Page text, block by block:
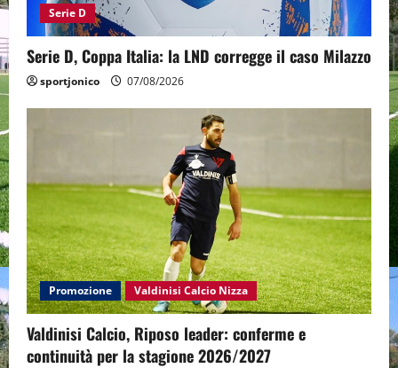
Serie D
Serie D, Coppa Italia: la LND corregge il caso Milazzo
sportjonico 07/08/2026
Promozione Valdinisi Calcio Nizza
Valdinisi Calcio, Riposo leader: conferme e
continuità per la stagione 2026/2027